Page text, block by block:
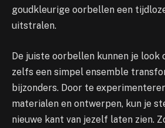
goudkleurige oorbellen een
uitstralen.
De juiste oorbellen kunnen je look
zelfs een simpel ensemble
bijzonders. Door te
materialen en ontwerpen, kun je
nieuwe kant van jezelf laten zien.